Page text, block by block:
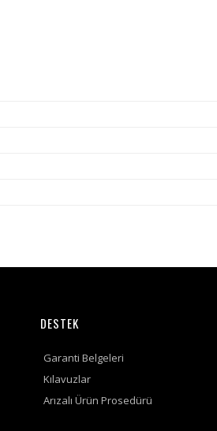
DESTEK
Garanti Belgeleri
Kılavuzlar
Arızalı Ürün Prosedürü